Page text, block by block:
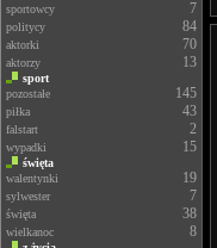
sportowcy
7
politycy 84
aktorki 70
aktorzy 13
sport
pozostałe
145
piłka 43
falstart 2
wypadki 15
święta
walentynki
19
sylwester 7
święta 38
wielkanoc 8